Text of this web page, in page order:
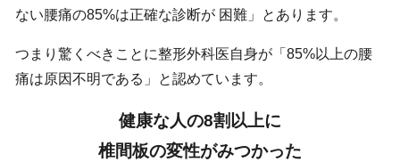
ない腰痛の85%は正確な診断が 困難」とあります。
つまり驚くべきことに整形外科医自身が「85%以上の腰
痛は原因不明である」と認めています。
健康な人の8割以上に
椎間板の変性がみつかった